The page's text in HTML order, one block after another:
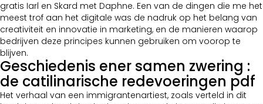
gratis Iarl en Skard met Daphne. Een van de dingen die me het
meest trof aan het digitale was de nadruk op het belang van
creativiteit en innovatie in marketing, en de manieren waarop
bedrijven deze principes kunnen gebruiken om voorop te
blijven.
Geschiedenis ener samen zwering :
de catilinarische redevoeringen pdf
Het verhaal van een immigrantenartiest, zoals verteld in dit